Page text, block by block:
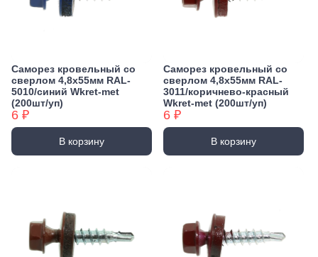
Саморез кровельный со
сверлом 4,8х55мм RAL-
5010/синий Wkret-met
(200шт/уп)
6 ₽
В корзину
Саморез кровельный со
сверлом 4,8х55мм RAL-
3011/коричнево-красный
Wkret-met (200шт/уп)
6 ₽
В корзину